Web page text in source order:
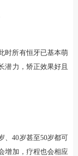
时所有恒牙已基本萌
潜力，矫正效果好且
、40岁甚至50岁都可
增加，疗程也会相应